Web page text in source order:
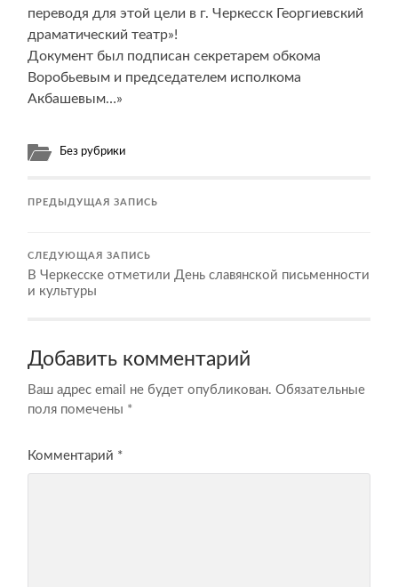
переводя для этой цели в г. Черкесск Георгиевский
драматический театр»!
Документ был подписан секретарем обкома
Воробьевым и председателем исполкома
Акбашевым…»
Без рубрики
ПРЕДЫДУЩАЯ ЗАПИСЬ
СЛЕДУЮЩАЯ ЗАПИСЬ
В Черкесске отметили День славянской письменности
и культуры
Добавить комментарий
Ваш адрес email не будет опубликован. Обязательные
поля помечены *
Комментарий *